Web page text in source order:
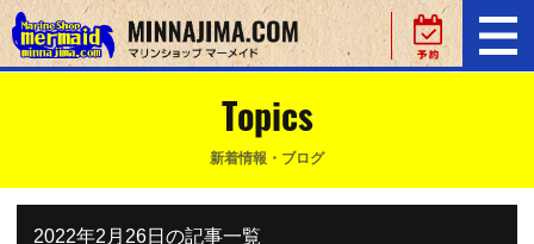
Topics
新着情報・ブログ
2022年2月26日の記事一覧